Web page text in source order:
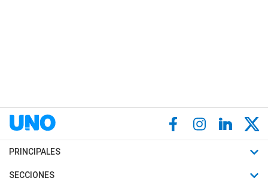
PRINCIPALES
Últimas Noticias
SECCIONES